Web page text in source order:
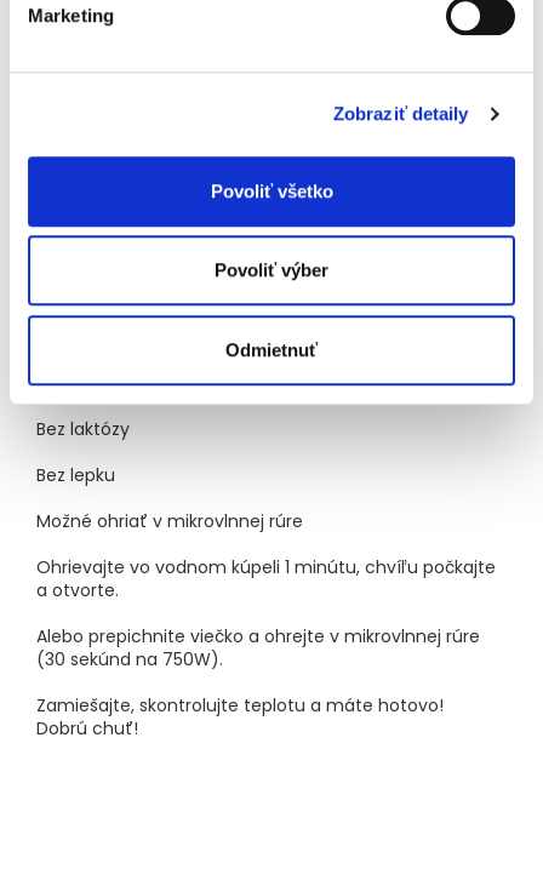
Marketing
Zobraziť detaily
Povoliť všetko
Povoliť výber
Odmietnuť
Z toho nasýtené mastné kyseliny 0,6 g.
4,5 g. Obsah soli je daný prirodzene sa vyskytujúcim
sodíkom v surovinách.
Pripravené michelinským šéfkuchárom
Praktické balenie
Bez laktózy
Bez lepku
Možné ohriať v mikrovlnnej rúre
Ohrievajte vo vodnom kúpeli 1 minútu, chvíľu počkajte
a otvorte.
Alebo prepichnite viečko a ohrejte v mikrovlnnej rúre
(30 sekúnd na 750W).
Zamiešajte, skontrolujte teplotu a máte hotovo!
Dobrú chuť!